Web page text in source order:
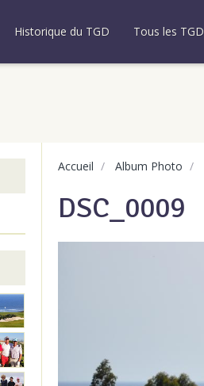
Historique du TGD Tous les TGD
Accueil Album Photo
DSC_0009